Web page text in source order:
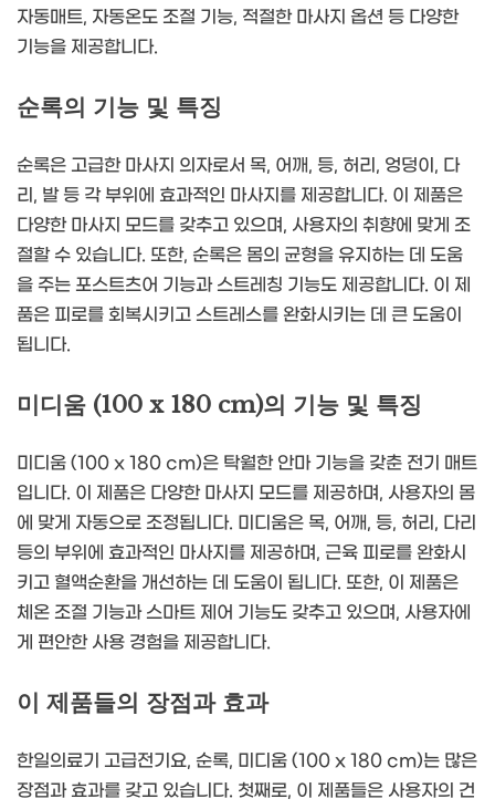
자동매트, 자동온도 조절 기능, 적절한 마사지 옵션 등 다양한
기능을 제공합니다.
순록의 기능 및 특징
순록은 고급한 마사지 의자로서 목, 어깨, 등, 허리, 엉덩이, 다
리, 발 등 각 부위에 효과적인 마사지를 제공합니다. 이 제품은
다양한 마사지 모드를 갖추고 있으며, 사용자의 취향에 맞게 조
절할 수 있습니다. 또한, 순록은 몸의 균형을 유지하는 데 도움
을 주는 포스트츠어 기능과 스트레칭 기능도 제공합니다. 이 제
품은 피로를 회복시키고 스트레스를 완화시키는 데 큰 도움이
됩니다.
미디움 (100 x 180 cm)의 기능 및 특징
미디움 (100 x 180 cm)은 탁월한 안마 기능을 갖춘 전기 매트
입니다. 이 제품은 다양한 마사지 모드를 제공하며, 사용자의 몸
에 맞게 자동으로 조정됩니다. 미디움은 목, 어깨, 등, 허리, 다리
등의 부위에 효과적인 마사지를 제공하며, 근육 피로를 완화시
키고 혈액순환을 개선하는 데 도움이 됩니다. 또한, 이 제품은
체온 조절 기능과 스마트 제어 기능도 갖추고 있으며, 사용자에
게 편안한 사용 경험을 제공합니다.
이 제품들의 장점과 효과
한일의료기 고급전기요, 순록, 미디움 (100 x 180 cm)는 많은
장점과 효과를 갖고 있습니다. 첫째로, 이 제품들은 사용자의 건